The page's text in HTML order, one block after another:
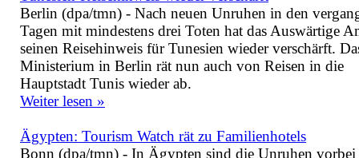
Berlin (dpa/tmn) - Nach neuen Unruhen in den
Tagen mit mindestens drei Toten hat das Auswärtige
seinen Reisehinweis für Tunesien wieder verschärft.
Ministerium in Berlin rät nun auch von Reisen in die
Hauptstadt Tunis wieder ab.
Weiter lesen »
Ägypten: Tourism Watch rät zu Familienhotels
Bonn (dpa/tmn) - In Ägypten sind die Unruhen vorbei